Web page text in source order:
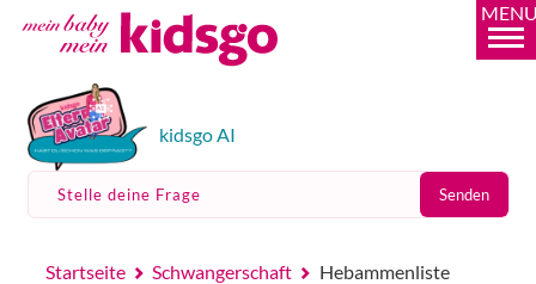
kidsgo AI
Stelle deine Frage Senden
Startseite Schwangerschaft Hebammenliste